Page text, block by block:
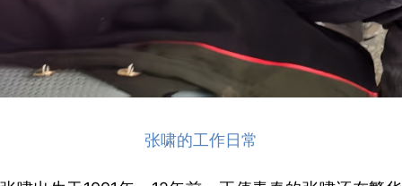
张啸的工作日常